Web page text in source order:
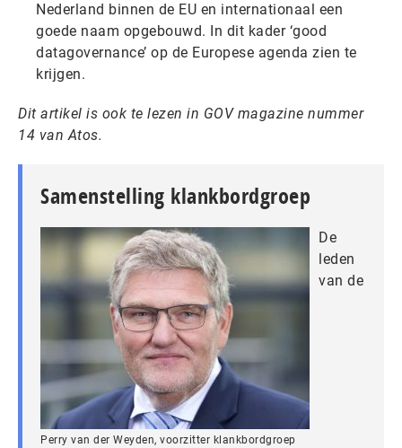
Nederland binnen de EU en internationaal een
goede naam opgebouwd. In dit kader ‘good
datagovernance’ op de Europese agenda zien te
krijgen.
Dit artikel is ook te lezen in GOV magazine nummer
14 van Atos.
Samenstelling klankbordgroep
Perry van der Weyden, voorzitter klankbordgroep
De
leden
van de